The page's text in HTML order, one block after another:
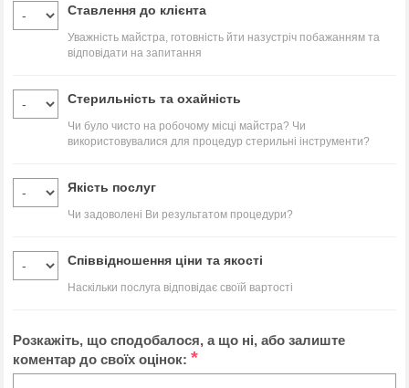
Ставлення до клієнта
Уважність майстра, готовність йти назустріч побажанням та
відповідати на запитання
Стерильність та охайність
Чи було чисто на робочому місці майстра? Чи
використовувалися для процедур стерильні інструменти?
Якість послуг
Чи задоволені Ви результатом процедури?
Співвідношення ціни та якості
Наскільки послуга відповідає своїй вартості
Розкажіть, що сподобалося, а що ні, або залиште
коментар до своїх оцінок: *